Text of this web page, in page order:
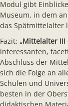
Modul gibt
Museum, in dem
das Spätmittelalter
Fazit: „Mittelalter III
interessanten,
Abschluss der
sich die Folge an
Schulen und
besten in der